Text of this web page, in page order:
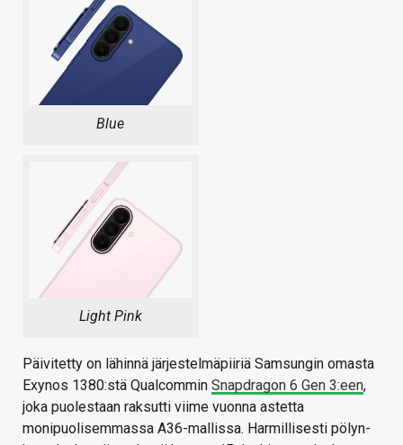
Blue
Light Pink
Päivitetty on lähinnä järjestelmäpiiriä Samsungin omasta
Exynos 1380:stä Qualcommin Snapdragon 6 Gen 3:een,
joka puolestaan raksutti viime vuonna astetta
monipuolisemmassa A36-mallissa. Harmillisesti pölyn-